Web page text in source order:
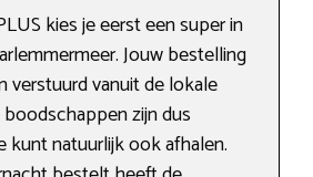
kies je eerst een super in
Jouw bestelling
verstuurd vanuit de lokale
zijn dus
kunt natuurlijk ook afhalen.